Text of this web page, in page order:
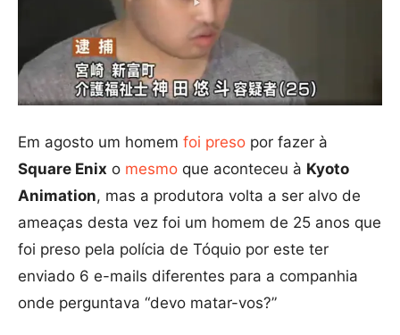
Em agosto um homem foi preso por fazer à
Square Enix o mesmo que aconteceu à Kyoto
Animation, mas a produtora volta a ser alvo de
ameaças desta vez foi um homem de 25 anos que
foi preso pela polícia de Tóquio por este ter
enviado 6 e-mails diferentes para a companhia
onde perguntava “devo matar-vos?”